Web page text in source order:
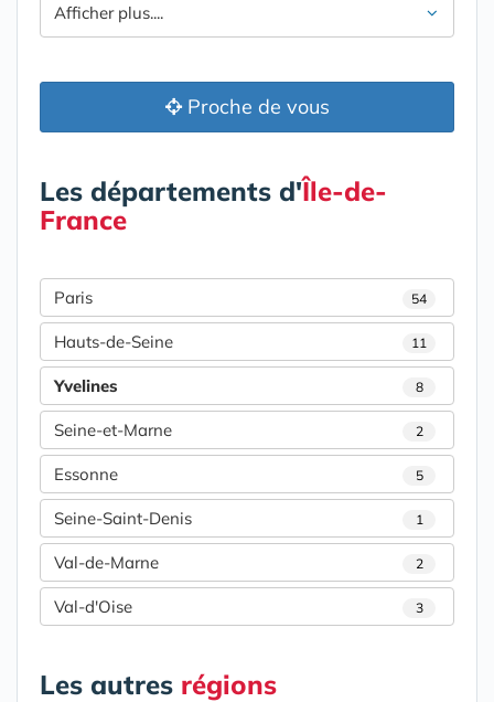
Afficher plus....
Proche de vous
Les départements d'Île-de-
France
Paris 54
Hauts-de-Seine 11
Yvelines 8
Seine-et-Marne 2
Essonne 5
Seine-Saint-Denis 1
Val-de-Marne 2
Val-d'Oise 3
Les autres régions